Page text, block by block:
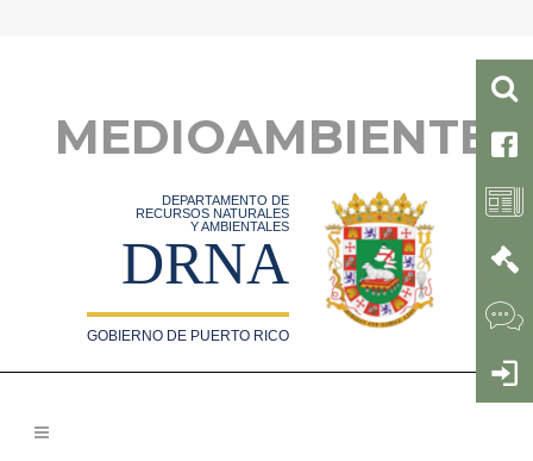
MEDIOAMBIENTE
DEPARTAMENTO DE
RECURSOS NATURALES
Y AMBIENTALES
DRNA
GOBIERNO DE PUERTO RICO